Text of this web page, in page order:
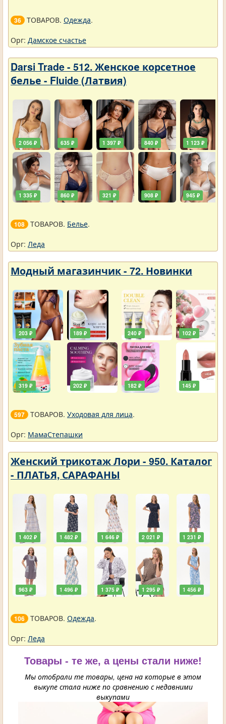
36 ТОВАРОВ. Одежда.
Орг: Дамское счастье
Darsi Trade - 512. Женское корсетное
белье - Fluide (Латвия)
2 056 ₽
1 335 ₽
635 ₽
860 ₽
1 397 ₽
321 ₽
840 ₽
908 ₽
1 123 ₽
945 ₽
108 ТОВАРОВ. Белье.
Орг: Леда
Модный магазинчик - 72. Новинки
203 ₽
319 ₽
189 ₽
202 ₽
240 ₽
182 ₽
102 ₽
145 ₽
597 ТОВАРОВ. Уходовая для лица.
Орг: МамаСтепашки
Женский трикотаж Лори - 950. Каталог
- ПЛАТЬЯ, САРАФАНЫ
1 402 ₽
963 ₽
1 482 ₽
1 496 ₽
1 646 ₽
1 375 ₽
2 021 ₽
1 295 ₽
1 231 ₽
1 456 ₽
106 ТОВАРОВ. Одежда.
Орг: Леда
Товары - те же, а цены стали ниже!
Мы отобрали те товары, цена на которые в этом
выкупе стала ниже по сравнению с недавними
выкупами